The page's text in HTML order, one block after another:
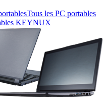
Tous les PC portables
KEYNUX